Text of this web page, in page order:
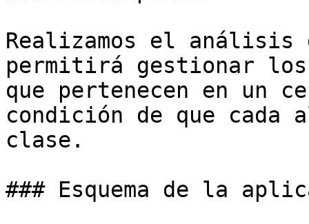
Realizamos el análisis
permitirá gestionar
que pertenecen en un
condición de que cada
clase.
### Esquema de la